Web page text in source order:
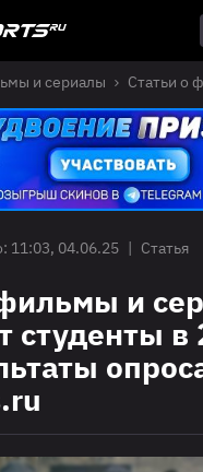
и сериалы Статьи о
11:03, 04.06.25 | Статья
и
студенты в